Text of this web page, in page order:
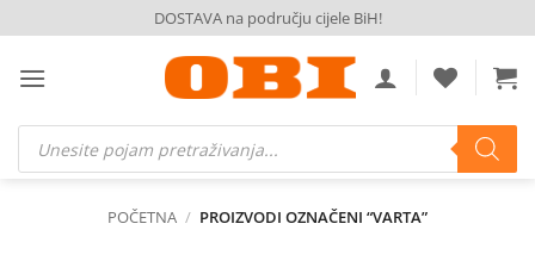
to
content
DOSTAVA na području cijele BiH!
Products
search
POČETNA / PROIZVODI OZNAČENI “VARTA”